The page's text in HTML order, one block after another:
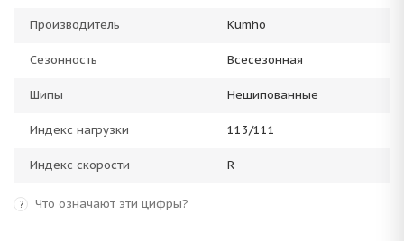
Производитель Kumho
Сезонность Всесезонная
Шипы Нешипованные
Индекс нагрузки 113/111
Индекс скорости R
? Что означают эти цифры?